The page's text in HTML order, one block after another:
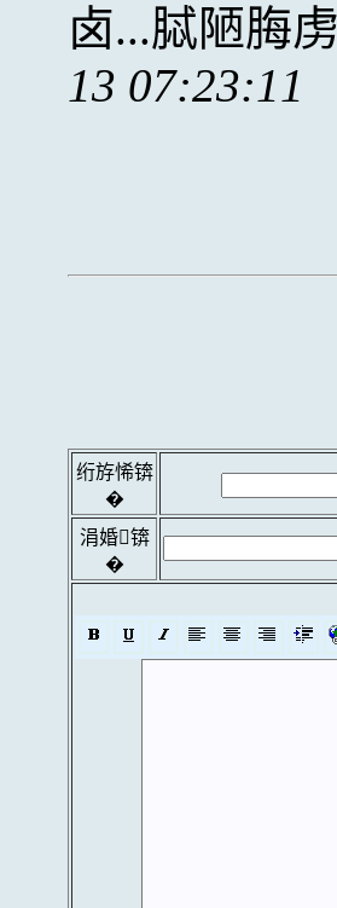
卤...脦陋脢
13 07:23:11
绗斿悕锛
�
涓婚锛
�